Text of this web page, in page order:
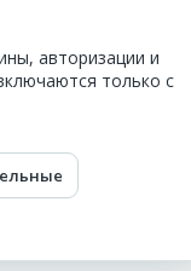
авторизации и
только с